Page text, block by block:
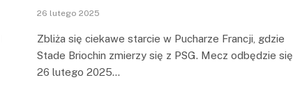
26 lutego 2025
Zbliża się ciekawe starcie w Pucharze Francji, gdzie
Stade Briochin zmierzy się z PSG. Mecz odbędzie się
26 lutego 2025…